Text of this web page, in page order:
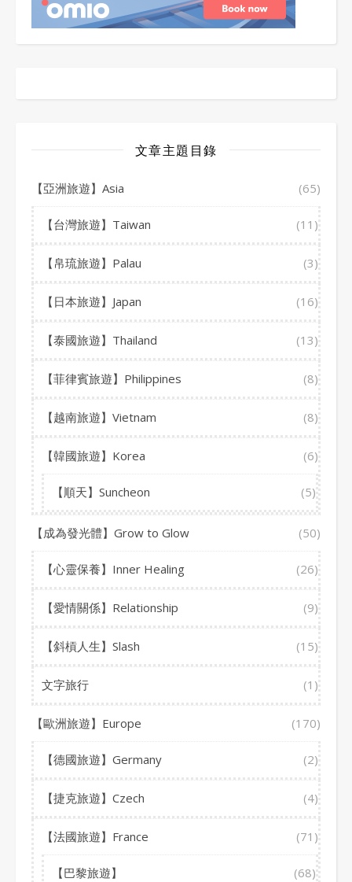
文章主題目錄
【亞洲旅遊】Asia (65)
【台灣旅遊】Taiwan (11)
【帛琉旅遊】Palau (3)
【日本旅遊】Japan (16)
【泰國旅遊】Thailand (13)
【菲律賓旅遊】Philippines (8)
【越南旅遊】Vietnam (8)
【韓國旅遊】Korea (6)
【順天】Suncheon (5)
【成為發光體】Grow to Glow (50)
【心靈保養】Inner Healing (26)
【愛情關係】Relationship (9)
【斜槓人生】Slash (15)
文字旅行 (1)
【歐洲旅遊】Europe (170)
【德國旅遊】Germany (2)
【捷克旅遊】Czech (4)
【法國旅遊】France (71)
【巴黎旅遊】 (68)